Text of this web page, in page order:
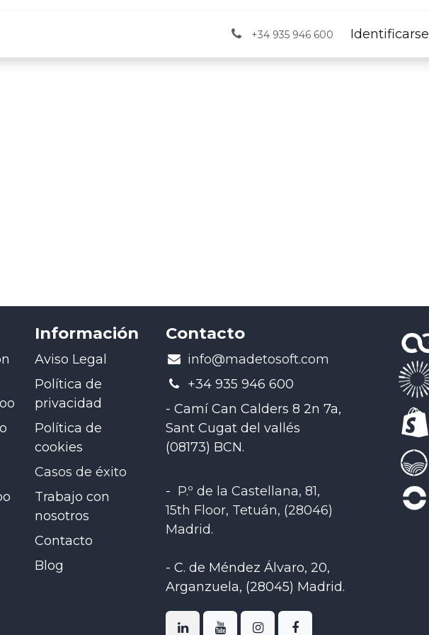
Eventos +34 935 946 600 Identificarse
Información
Aviso Legal
Política de
privacidad
Política de
cookies
Casos de éxito
Trabajo con
nosotros
Contacto
Blog
Contacto
​info@madetosoft.com
+34 935 946 600
- Camí Can Calders 8 2n 7a,
Sant Cugat del vallés
(08173) BCN.
- P.º de la Castellana, 81,
15th Floor, Tetuán, (28046)
Madrid.
- C. de Méndez Álvaro, 20,
Arganzuela, (28045) Madrid.